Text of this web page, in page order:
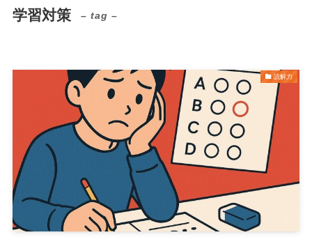
学習対策 – tag –
読解力